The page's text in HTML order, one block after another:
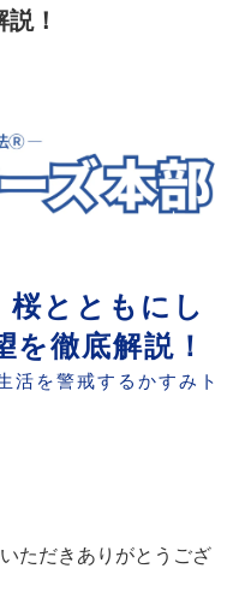
！
桜とともにし
徹底解説！
活を警戒するかすみト
ただきありがとうござ